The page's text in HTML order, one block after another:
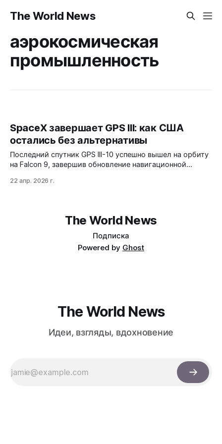
The World News
аэрокосмическая
промышленность
SpaceX завершает GPS III: как США
остались без альтернативы
Последний спутник GPS III-10 успешно вышел на орбиту
на Falcon 9, завершив обновление навигационной
тревожный факт: теперь все критические запуски
22 апр. 2026 г.
The World News
Подписка
Powered by Ghost
The World News
Идеи, взгляды, вдохновение